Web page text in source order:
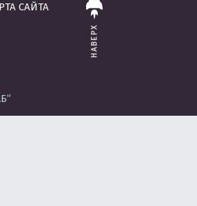
НАВЕРХ
САЙТА